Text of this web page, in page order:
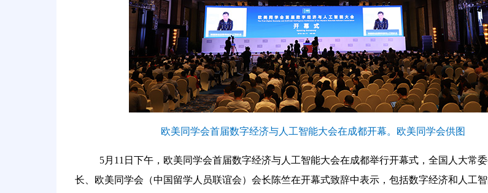
欧美同学会首届数字经济与人工智能大会在成都开幕。欧美同学会供图
5月11日下午，欧美同学会首届数字经济与人工智能大会在成都举行开幕式，全国人大常
长、欧美同学会（中国留学人员联谊会）会长陈竺在开幕式致辞中表示，包括数字经济和人工